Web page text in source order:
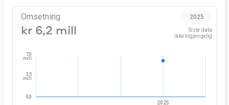
Omsetning
kr 6,2 mill
2025
Siste data
ikke tilgjengelig
2025
0,0
3,5
mill
7,0
mill